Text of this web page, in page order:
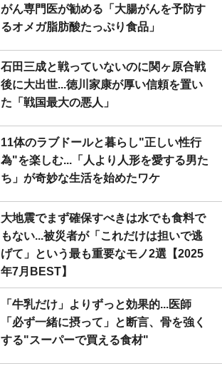
がん専門医が勧める「大腸がんを予防す
るオメガ脂肪酸たっぷり食品」
石田三成と戦っていないのに関ヶ原合戦
後に大出世...徳川家康が厚い信頼を置い
た「戦国最大の悪人」
11体のラブドールと暮らし"正しい性行
為"を楽しむ...「人より人形を愛する男た
ち」が奇妙な生活を始めたワケ
大地震でまず確保すべきは水でも食料で
もない...被災者が「これだけは担いで逃
げて」という最も重要なモノ2選【2025
年7月BEST】
「牛乳だけ」よりずっと効果的...医師
「必ず一緒に摂って」と断言、骨を強く
する"スーパーで買える食材"